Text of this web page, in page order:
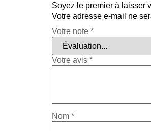
Soyez le premier à laisser
Votre adresse e-mail ne
Votre note *
Votre avis *
Nom *